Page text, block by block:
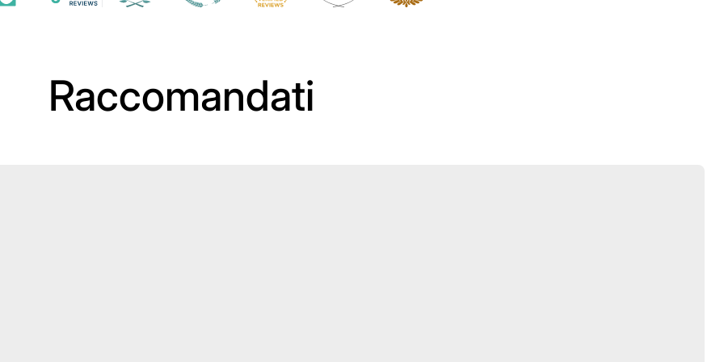
Raccomandati